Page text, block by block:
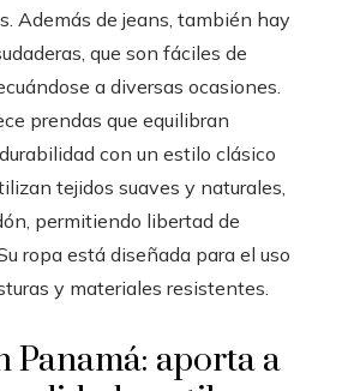
Además de jeans, también hay
que son fáciles de
a diversas ocasiones.
prendas que equilibran
con un estilo clásico
tejidos suaves y naturales,
permitiendo libertad de
ropa está diseñada para el uso
y materiales resistentes.
Panamá: aporta a